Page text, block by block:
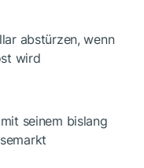
abstürzen, wenn
wird
seinem bislang